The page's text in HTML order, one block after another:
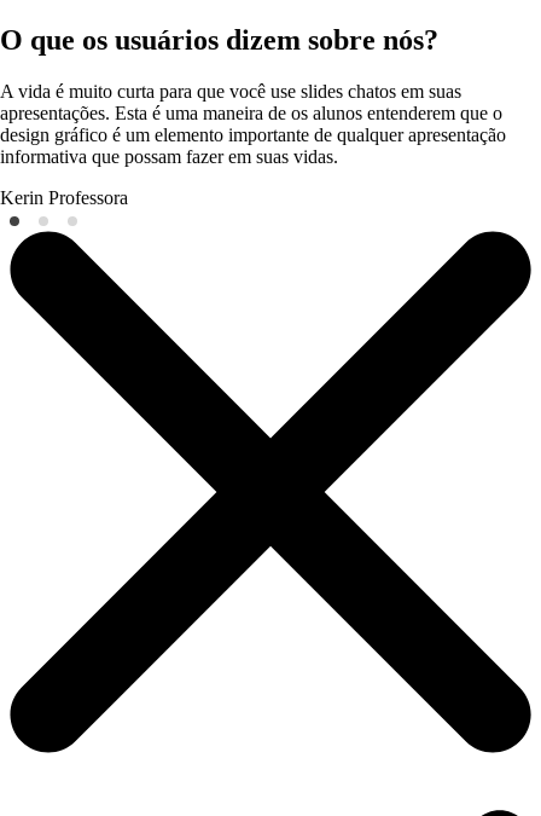
O que os usuários dizem sobre nós?
A vida é muito curta para que você use slides chatos em suas
apresentações. Esta é uma maneira de os alunos entenderem que o
design gráfico é um elemento importante de qualquer apresentação
informativa que possam fazer em suas vidas.
Kerin Professora